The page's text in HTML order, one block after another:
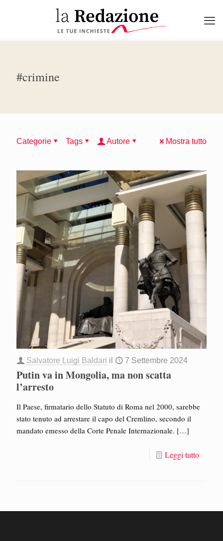
#crimine
Categorie Tags Autore Mostra tutto
Salvatore Luigi Baldari il 7 Settembre 2024
Putin va in Mongolia, ma non scatta
l’arresto
Il Paese, firmatario dello Statuto di Roma nel 2000, sarebbe
stato tenuto ad arrestare il capo del Cremlino, secondo il
mandato emesso della Corte Penale Internazionale. […]
Leggi tutto